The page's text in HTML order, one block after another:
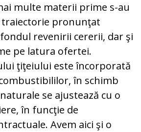
multe materii prime s-au
pronunţat
revenirii cererii, dar şi
pe latura ofertei.
ţiţeiului este încorporată
în schimb
se ajustează cu o
în funcţie de
Avem aici şi o